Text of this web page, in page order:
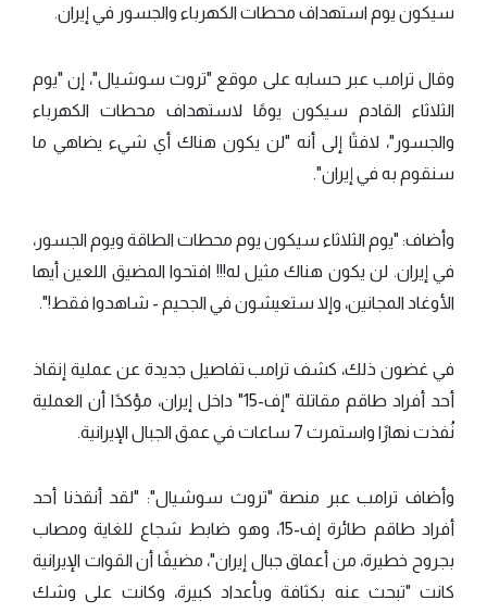
سيكون يوم استهداف محطات الكهرباء والجسور في إيران.
وقال ترامب عبر حسابه على موقع "تروث سوشيال"، إن "يوم
الثلاثاء القادم سيكون يومًا لاستهداف محطات الكهرباء
والجسور"، لافتًا إلى أنه "لن يكون هناك أي شيء يضاهي ما
سنقوم به في إيران".
وأضاف: "يوم الثلاثاء سيكون يوم محطات الطاقة ويوم الجسور،
في إيران. لن يكون هناك مثيل له!!! افتحوا المضيق اللعين أيها
الأوغاد المجانين، وإلا ستعيشون في الجحيم - شاهدوا فقط!".
في غضون ذلك، كشف ترامب تفاصيل جديدة عن عملية إنقاذ
أحد أفراد طاقم مقاتلة "إف-15" داخل إيران، مؤكدًا أن العملية
نُفذت نهارًا واستمرت 7 ساعات في عمق الجبال الإيرانية.
وأضاف ترامب عبر منصة "تروث سوشيال": "لقد أنقذنا أحد
أفراد طاقم طائرة إف-15، وهو ضابط شجاع للغاية ومصاب
بجروح خطيرة، من أعماق جبال إيران"، مضيفًا أن القوات الإيرانية
كانت "تبحث عنه بكثافة وبأعداد كبيرة، وكانت على وشك